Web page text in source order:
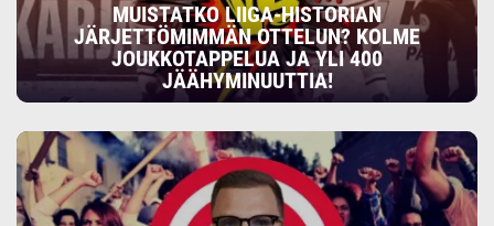
MUISTATKO LIIGA-HISTORIAN
JÄRJETTÖMIMMÄN OTTELUN? KOLME
JOUKKOTAPPELUA JA YLI 400
JÄÄHYMINUUTTIA!